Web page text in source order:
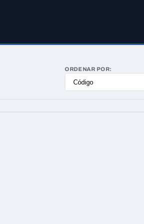
ORDENAR POR: